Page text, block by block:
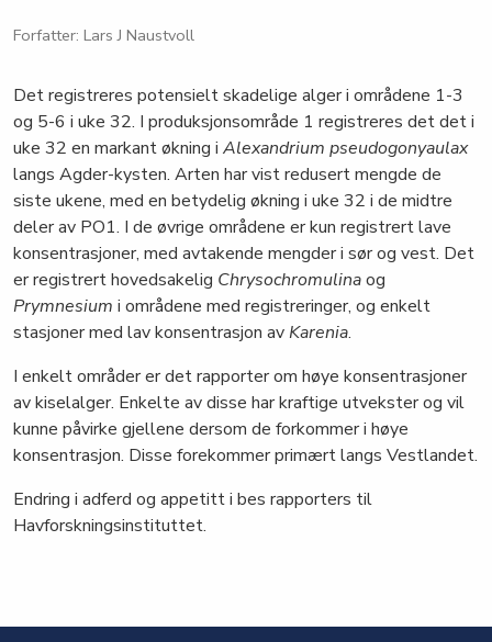
Forfatter: Lars J Naustvoll
Det registreres potensielt skadelige alger i områdene 1-3
og 5-6 i uke 32. I produksjonsområde 1 registreres det det i
uke 32 en markant økning i Alexandrium pseudogonyaulax
langs Agder-kysten. Arten har vist redusert mengde de
siste ukene, med en betydelig økning i uke 32 i de midtre
deler av PO1. I de øvrige områdene er kun registrert lave
konsentrasjoner, med avtakende mengder i sør og vest. Det
er registrert hovedsakelig Chrysochromulinaog
Prymnesium i områdene med registreringer, og enkelt
stasjoner med lav konsentrasjon avKarenia.
I enkelt områder er det rapporter om høye konsentrasjoner
av kiselalger. Enkelte av disse har kraftige utvekster og vil
kunne påvirke gjellene dersom de forkommer i høye
konsentrasjon. Disse forekommer primært langs Vestlandet.
Endring i adferd og appetitt i bes rapporters til
Havforskningsinstituttet.